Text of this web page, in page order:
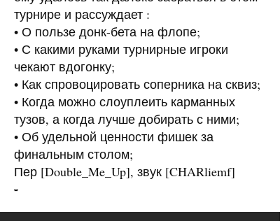
турнире и рассуждает :
• О пользе донк-бета на флопе;
• С какими руками турнирные игроки
чекают вдогонку;
• Как спровоцировать соперника на сквиз;
• Когда можно слоуплеить карманных
тузов, а когда лучше добирать с ними;
• Об удельной ценности фишек за
финальным столом;
Пер [Double_Me_Up], звук [CHARliemf]
-